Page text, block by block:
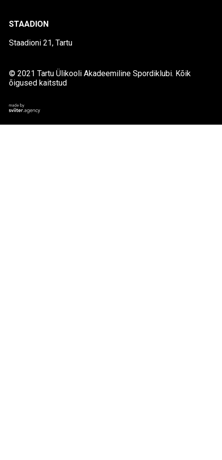
STAADION
Staadioni 21, Tartu
© 2021 Tartu Ülikooli Akadeemiline Spordiklubi. Kõik
õigused kaitstud